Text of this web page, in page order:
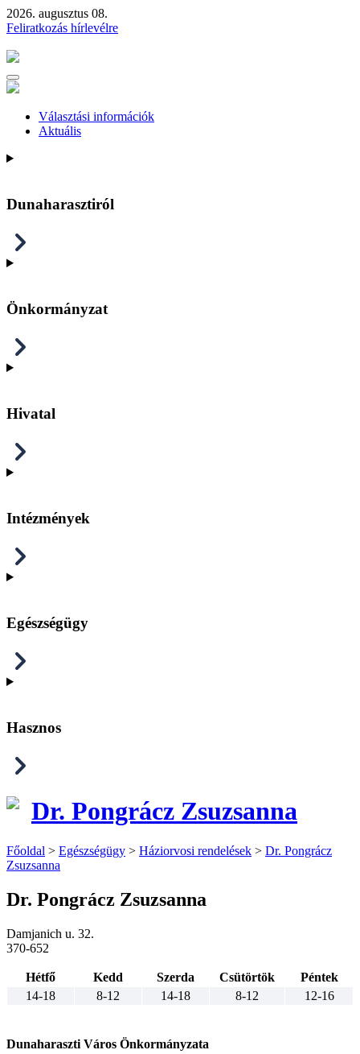
2026. augusztus 08.
Feliratkozás hírlevélre
Választási információk
Aktuális
Dunaharasztiról
Önkormányzat
Hivatal
Intézmények
Egészségügy
Hasznos
Dr. Pongrácz Zsuzsanna
Főoldal > Egészségügy > Háziorvosi rendelések > Dr. Pongrácz
Zsuzsanna
Dr. Pongrácz Zsuzsanna
Damjanich u. 32.
370-652
Hétfő Kedd Szerda Csütörtök
Péntek
14-18
8-12 14-18 8-12 12-16
Dunaharaszti Város Önkormányzata